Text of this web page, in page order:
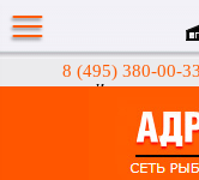
8 (495) 380-00-33
Интернет-магазин